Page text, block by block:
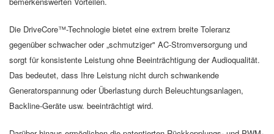
Die DriveCore™-Technologie bietet eine extrem breite Toleranz
gegenüber schwacher oder „schmutziger" AC-Stromversorgung und
sorgt für konsistente Leistung ohne Beeinträchtigung der Audioqualität.
Das bedeutet, dass Ihre Leistung nicht durch schwankende
Generatorspannung oder Überlastung durch Beleuchtungsanlagen,
Backline-Geräte usw. beeinträchtigt wird.